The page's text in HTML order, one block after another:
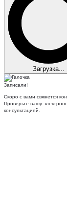
Загрузка...
Записали!
Скоро с вами свяжется
Проверьте вашу
консультацией.